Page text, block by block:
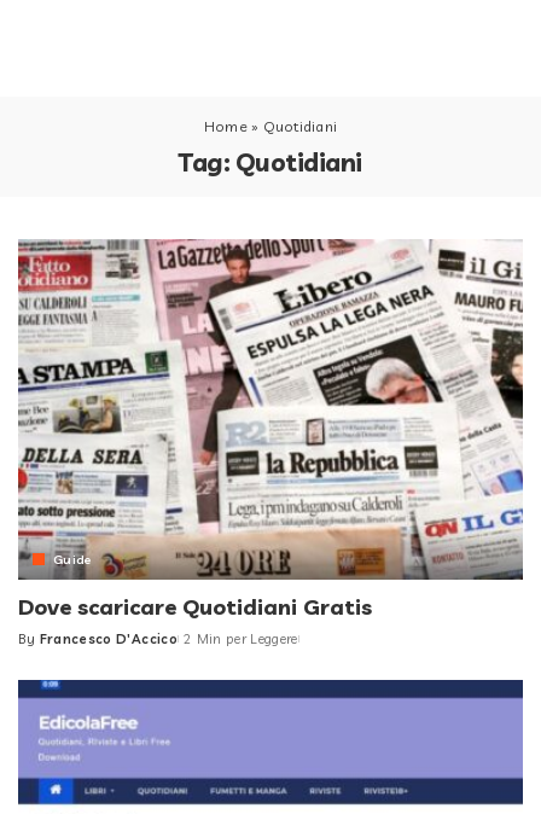
Home» Quotidiani
Tag: Quotidiani
Guide
Dove scaricare Quotidiani Gratis
Posted
By Francesco D'Accico 2 Min per Leggere